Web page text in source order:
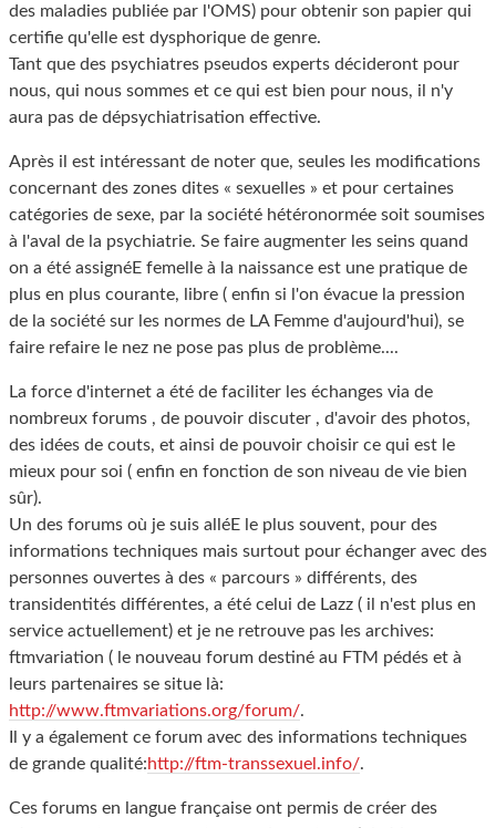
des maladies publiée par l'OMS) pour obtenir son papier qui
certifie qu'elle est dysphorique de genre.
Tant que des psychiatres pseudos experts décideront pour
nous, qui nous sommes et ce qui est bien pour nous, il n'y
aura pas de dépsychiatrisation effective.
Après il est intéressant de noter que, seules les modifications
concernant des zones dites « sexuelles » et pour certaines
catégories de sexe, par la société hétéronormée soit soumises
à l'aval de la psychiatrie. Se faire augmenter les seins quand
on a été assignéE femelle à la naissance est une pratique de
plus en plus courante, libre ( enfin si l'on évacue la pression
de la société sur les normes de LA Femme d'aujourd'hui), se
faire refaire le nez ne pose pas plus de problème....
La force d'internet a été de faciliter les échanges via de
nombreux forums , de pouvoir discuter , d'avoir des photos,
des idées de couts, et ainsi de pouvoir choisir ce qui est le
mieux pour soi ( enfin en fonction de son niveau de vie bien
sûr).
Un des forums où je suis alléE le plus souvent, pour des
informations techniques mais surtout pour échanger avec des
personnes ouvertes à des « parcours » différents, des
transidentités différentes, a été celui de Lazz ( il n'est plus en
service actuellement) et je ne retrouve pas les archives:
ftmvariation ( le nouveau forum destiné au FTM pédés et à
leurs partenaires se situe là:
http://www.ftmvariations.org/forum/.
Il y a également ce forum avec des informations techniques
de grande qualité:http://ftm-transsexuel.info/.
Ces forums en langue française ont permis de créer des